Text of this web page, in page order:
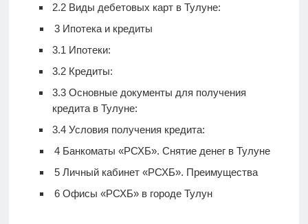
2.2Виды дебетовых карт в Тулуне:
3Ипотека и кредиты
3.1 Ипотеки:
3.2Кредиты:
3.3Основные документы для получения
кредита в Тулуне:
3.4Условия получения кредита:
4Банкоматы «РСХБ». Снятие денег в Тулуне
5Личный кабинет «РСХБ». Преимущества
6Офисы «РСХБ» в городе Тулун